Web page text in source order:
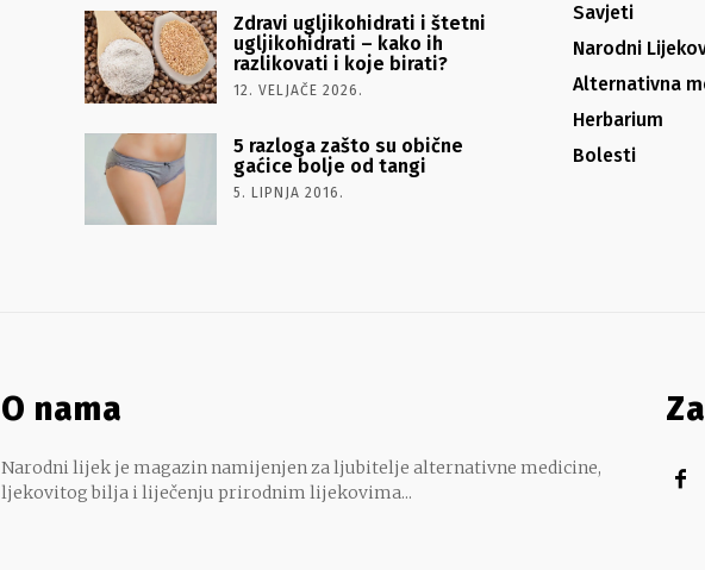
Zdravi ugljikohidrati i štetni
ugljikohidrati – kako ih
razlikovati i koje birati?
12. VELJAČE 2026.
5 razloga zašto su obične
gaćice bolje od tangi
5. LIPNJA 2016.
Savjeti
Narodni
Alternativna
Herbarium
Bolesti
O nama
Narodni lijek je magazin namijenjen za ljubitelje alternativne medicine,
ljekovitog bilja i liječenju prirodnim lijekovima...